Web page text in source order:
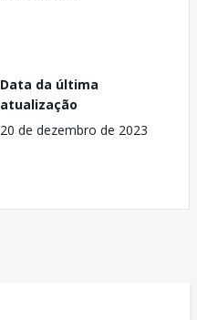
Data da última
atualização
20 de dezembro de 2023